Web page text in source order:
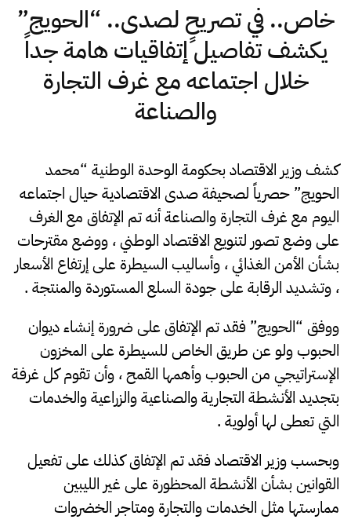
خاص.. في تصريحٍ لصدى.. “الحويج”
يكشف تفاصيل إتفاقيات هامة جداً
خلال اجتماعه مع غرف التجارة
والصناعة
كشف وزير الاقتصاد بحكومة الوحدة الوطنية “محمد
الحويج” حصرياً لصحيفة صدى الاقتصادية حيال اجتماعه
اليوم مع غرف التجارة والصناعة أنه تم الإتفاق مع الغرف
على وضع تصور لتنويع الاقتصاد الوطني ، ووضع مقترحات
بشأن الأمن الغذائي ، وأساليب السيطرة على إرتفاع الأسعار
، وتشديد الرقابة على جودة السلع المستوردة والمنتجة .
ووفق “الحويج” فقد تم الإتفاق على ضرورة إنشاء ديوان
الحبوب ولو عن طريق الخاص للسيطرة على المخزون
الإستراتيجي من الحبوب وأهمها القمح ، وأن تقوم كل غرفة
بتجديد الأنشطة التجارية والصناعية والزراعية والخدمات
التي تعطى لها أولوية .
وبحسب وزير الاقتصاد فقد تم الإتفاق كذلك على تفعيل
القوانين بشأن الأنشطة المحظورة على غير الليبين
ممارستها مثل الخدمات والتجارة ومتاجر الخضروات